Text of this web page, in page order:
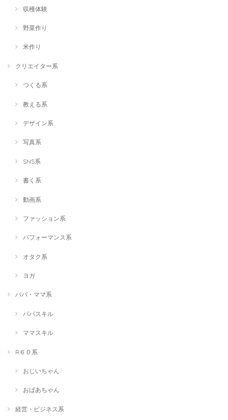
収穫体験
野菜作り
米作り
クリエイター系
つくる系
教える系
デザイン系
写真系
SNS系
書く系
動画系
ファッション系
パフォーマンス系
オタク系
ヨガ
パパ・ママ系
パパスキル
ママスキル
R６０系
おじいちゃん
おばあちゃん
経営・ビジネス系